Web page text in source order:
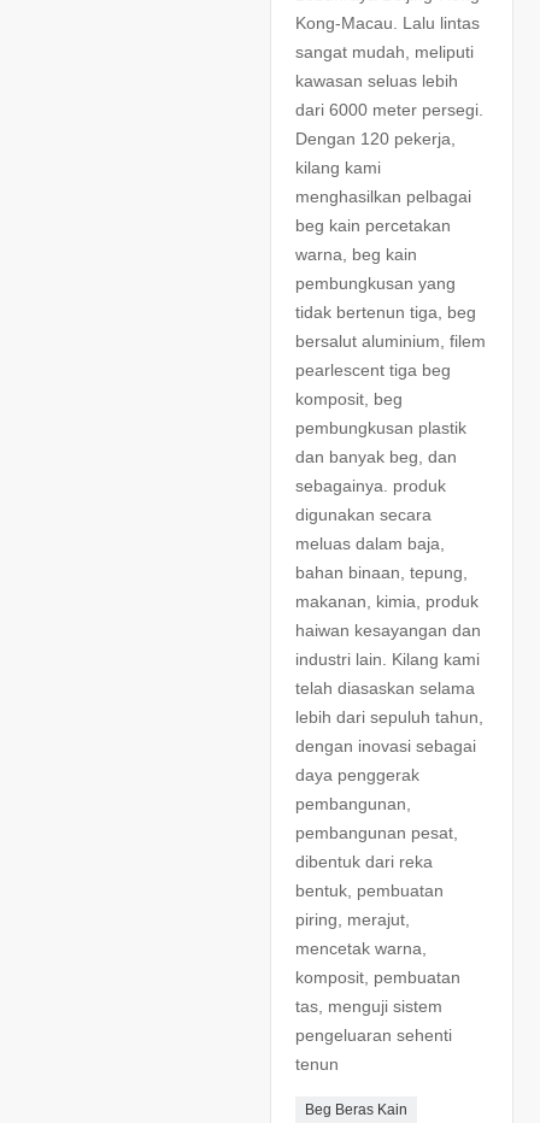
Kong-Macau. Lalu lintas
sangat mudah, meliputi
kawasan seluas lebih
dari 6000 meter persegi.
Dengan 120 pekerja,
kilang kami
menghasilkan pelbagai
beg kain percetakan
warna, beg kain
pembungkusan yang
tidak bertenun tiga, beg
bersalut aluminium, filem
pearlescent tiga beg
komposit, beg
pembungkusan plastik
dan banyak beg, dan
sebagainya. produk
digunakan secara
meluas dalam baja,
bahan binaan, tepung,
makanan, kimia, produk
haiwan kesayangan dan
industri lain. Kilang kami
telah diasaskan selama
lebih dari sepuluh tahun,
dengan inovasi sebagai
daya penggerak
pembangunan,
pembangunan pesat,
dibentuk dari reka
bentuk, pembuatan
piring, merajut,
mencetak warna,
komposit, pembuatan
tas, menguji sistem
pengeluaran sehenti
tenun
Beg Beras Kain